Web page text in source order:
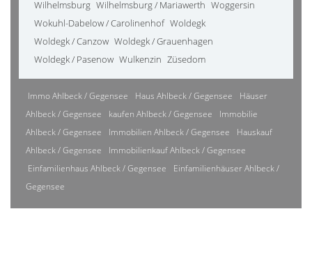
Wilhelmsburg Wilhelmsburg / Mariawerth Woggersin
Wokuhl-Dabelow / Carolinenhof Woldegk
Woldegk / Canzow Woldegk / Grauenhagen
Woldegk / Pasenow Wulkenzin Züsedom
Immo Ahlbeck / Gegensee Haus Ahlbeck / Gegensee
Häuser
Ahlbeck / Gegensee
kaufen Ahlbeck / Gegensee
Immobilie
Ahlbeck / Gegensee
Immobilien Ahlbeck / Gegensee
Hauskauf
Ahlbeck / Gegensee
Immobilienkauf Ahlbeck / Gegensee
Einfamilienhaus Ahlbeck / Gegensee
Einfamilienhäuser Ahlbeck /
Gegensee